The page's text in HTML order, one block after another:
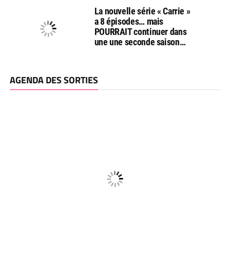
La nouvelle série « Carrie »
a 8 épisodes… mais
POURRAIT continuer dans
une une seconde saison…
AGENDA DES SORTIES